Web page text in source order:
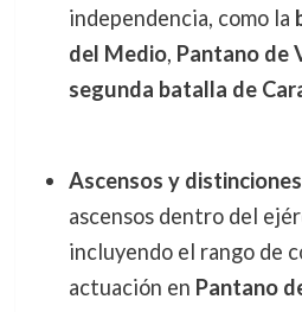
independencia, como la
del Medio, Pantano de
segunda batalla de
Ascensos y distinciones
ascensos dentro del
incluyendo el rango de
actuación en Pantano